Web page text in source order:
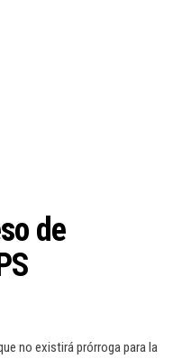
de
no existirá prórroga para la